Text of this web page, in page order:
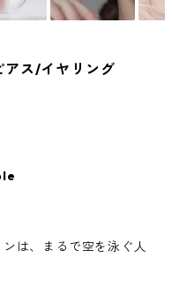
アス/イヤリング
は、まるで空を泳ぐ人